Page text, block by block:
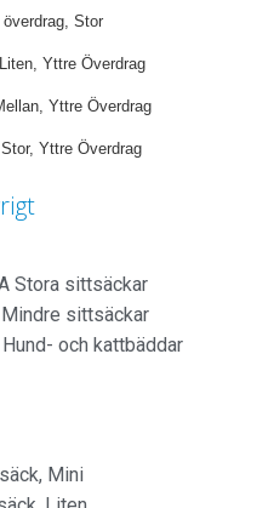
Stor
Yttre Överdrag
Yttre Överdrag
Yttre Överdrag
Stora sittsäckar
Mindre sittsäckar
Hund- och kattbäddar
Mini